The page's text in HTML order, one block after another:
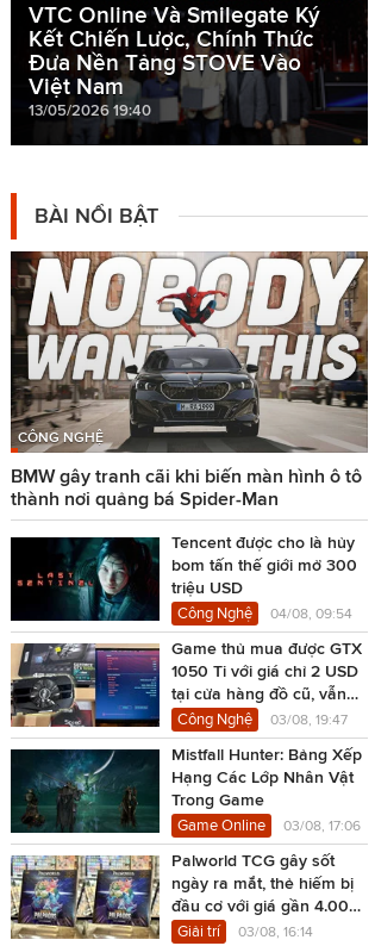
VTC Online Và Smilegate Ký
Kết Chiến Lược, Chính Thức
Đưa Nền Tảng STOVE Vào
Việt Nam
13/05/2026 19:40
BÀI NỔI BẬT
CÔNG NGHỆ
BMW gây tranh cãi khi biến màn hình ô tô
thành nơi quảng bá Spider-Man
Tencent được cho là hủy
bom tấn thế giới mở 300
triệu USD
Công Nghệ 04/08, 09:54
Game thủ mua được GTX
1050 Ti với giá chỉ 2 USD
tại cửa hàng đồ cũ, vẫn
chạy Cyberpunk 2077
Công Nghệ 03/08, 19:47
Mistfall Hunter: Bảng Xếp
Hạng Các Lớp Nhân Vật
Trong Game
Game Online 03/08, 17:06
Palworld TCG gây sốt
ngày ra mắt, thẻ hiếm bị
đầu cơ với giá gần 4.000
USD
Giải trí 03/08, 16:14